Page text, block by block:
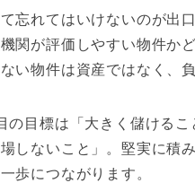
忘れてはいけないのが出
関が評価しやすい物件か
い物件は資産ではなく、
の目標は「大きく儲けるこ
場しないこと」。堅実に積
歩につながります。